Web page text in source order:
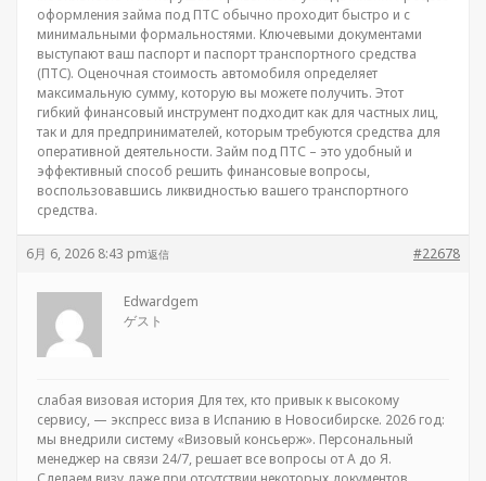
оформления займа под ПТС обычно проходит быстро и с
минимальными формальностями. Ключевыми документами
выступают ваш паспорт и паспорт транспортного средства
(ПТС). Оценочная стоимость автомобиля определяет
максимальную сумму, которую вы можете получить. Этот
гибкий финансовый инструмент подходит как для частных лиц,
так и для предпринимателей, которым требуются средства для
оперативной деятельности. Займ под ПТС – это удобный и
эффективный способ решить финансовые вопросы,
воспользовавшись ликвидностью вашего транспортного
средства.
6月 6, 2026 8:43 pm #22678
返信
Edwardgem
ゲスト
слабая визовая история Для тех, кто привык к высокому
сервису, — экспресс виза в Испанию в Новосибирске. 2026 год:
мы внедрили систему «Визовый консьерж». Персональный
менеджер на связи 24/7, решает все вопросы от А до Я.